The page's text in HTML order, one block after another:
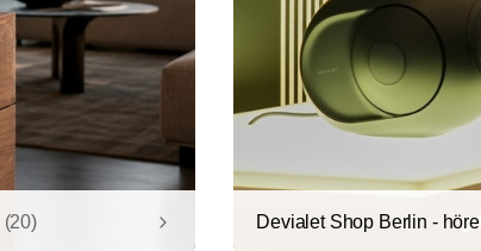
(20) Devialet Shop Berlin -